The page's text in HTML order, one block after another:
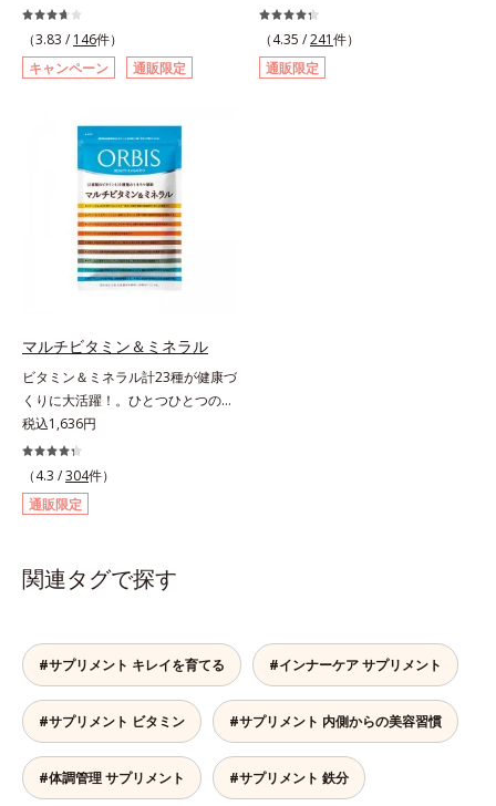
いしく続けられます。*1 販売商品
として。*2 許可表示：本品に含ま
れる米胚芽由来のグルコシルセラミ
ドは、肌の水分を逃しにくくするた
ち”を応援。年齢を重ねるほど、ダ
イエットが続かないと感じる方に。
チョークベリーとも呼ばれる東欧産
の健康果実アロニアの、アロニアア
力に着目！大人の燃焼意欲をサポー
トする、ダイエットサポートサプリ
メントです。アロニアを研究し続け
てきたオルビスが高品質のアロニア
にこだわり、その特有成分を抽出。
安定して一定量配合できるよう、規
格化しました。オルビスのアロニア
シリーズNo.1の配合量を誇る、ア
有。さらに年齢ダイエッターをサポ
ートする成分として、研究チームが
400種以上の植物エキスを試してた
どり着いたオリーブ葉エキスと、古
くからぽかぽか成分として重宝され
てきたブラックジンジャー、ケイヒ
も配合しました。大人のやる気を燃
やし、年齢ダイエットを熱く応援し
り、その中にアロニアアントシアニ
ン30mgが含有されています（2粒
（3.83 / 146件）
キャンペーン
通販限定
フェノールを含むバラ科の甜茶に加
え、3種の植物成分（シソ種子エキ
ス、シジュウムグァバエキス、黄杞
葉エキス）とビタミンEを配合しま
（4.35 /241件）
通販限定
マルチビタミン＆ミネラル
ビタミン＆ミネラル計23種が健康づ
くりに大活躍！。ひとつひとつの栄
養素をていねいに量り、ビタミン13
種類は1/2日分、ミネラル10種は1/3
日分をバランス良く配合しました。
ビタミンCには長くとどまってじっ
くり働く「タイムリリース加工」を
栄養素を効率的に補えます。 さら
由来のニオイを軽減。飲みやすさに
こだわりました。1日4粒当り55円
と、お手ごろ価格なのも魅力的で
す。忙しい人も、食事が不規則にな
りがちな人も、毎日の元気に自信が
もてるサプリメントです。マルチビ
タミン＆ミネラルで健康な体の基本
税込1,636円
（4.3 /304件）
通販限定
関連タグで探す
#サプリメント キレイを育てる #インナーケア サプリメント
#サプリメント ビタミン #サプリメント 内側からの美容習慣
#体調管理 サプリメント #サプリメント 鉄分